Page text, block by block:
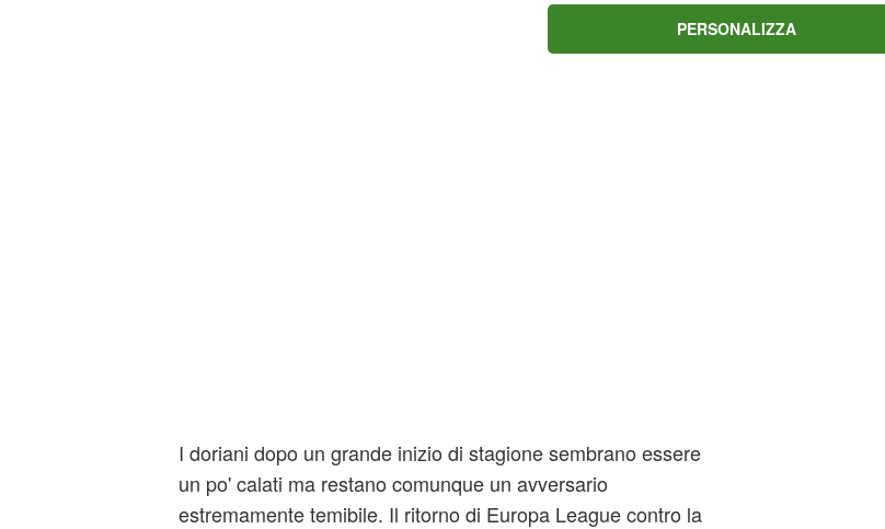
I doriani dopo un grande inizio di stagione sembrano essere
un po' calati ma restano comunque un avversario
estremamente temibile. Il ritorno di Europa League contro la
PERSONALIZZA